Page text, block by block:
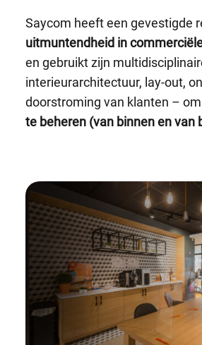
Saycom heeft een gevestigde
uitmuntendheid in
en gebruikt zijn
interieurarchitectuur, lay-out,
doorstroming van klanten – om
te beheren (van binnen en van